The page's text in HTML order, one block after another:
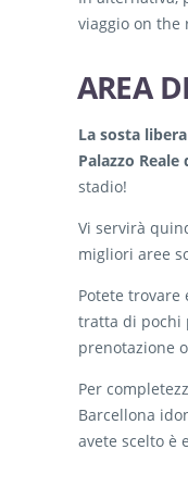
viaggio on the
AREA
La sosta
Palazzo Reale
stadio!
Vi servirà
migliori aree
Potete
tratta di pochi
prenotazione
Per
Barcellona
avete scelto è